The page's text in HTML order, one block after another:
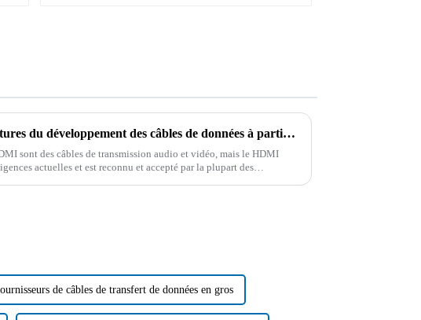
Les tendances futures du développement des câbles de données à partir des différences entre les câbles VGA et HDMI
sont des câbles de transmission audio et vidéo, mais le HDMI
actuelles et est reconnu et accepté par la plupart des
de câbles de transfert de données en gros